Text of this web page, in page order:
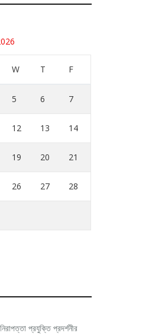
W T F
5 6 7
12 13 14
19 20 21
26 27 28
প্রযুক্তি প্রদর্শনীর